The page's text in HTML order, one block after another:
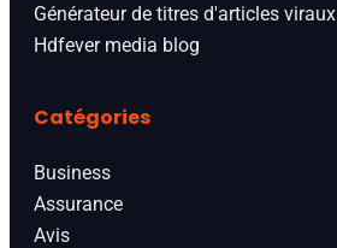
Générateur de titres d'articles viraux
Hdfever media blog
Catégories
Business
Assurance
Avis